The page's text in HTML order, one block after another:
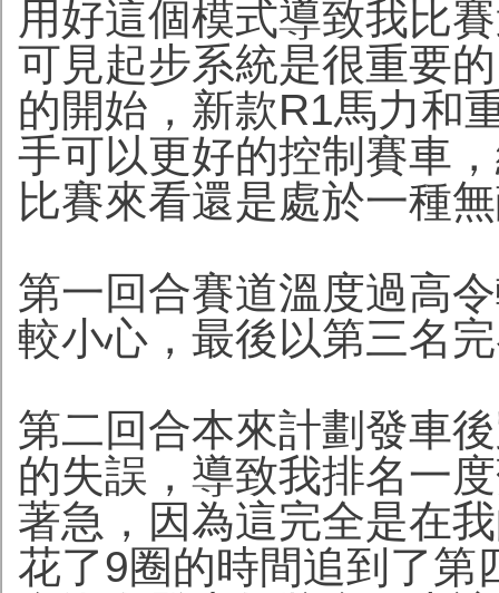
用好這個模式導致我比
可見起步系統是很重要
的開始，新款R1馬力和
手可以更好的控制賽車
比賽來看還是處於一種
第一回合賽道溫度過高
較小心，最後以第三名
第二回合本來計劃發車
的失誤，導致我排名一
著急，因為這完全是在
花了9圈的時間追到了第